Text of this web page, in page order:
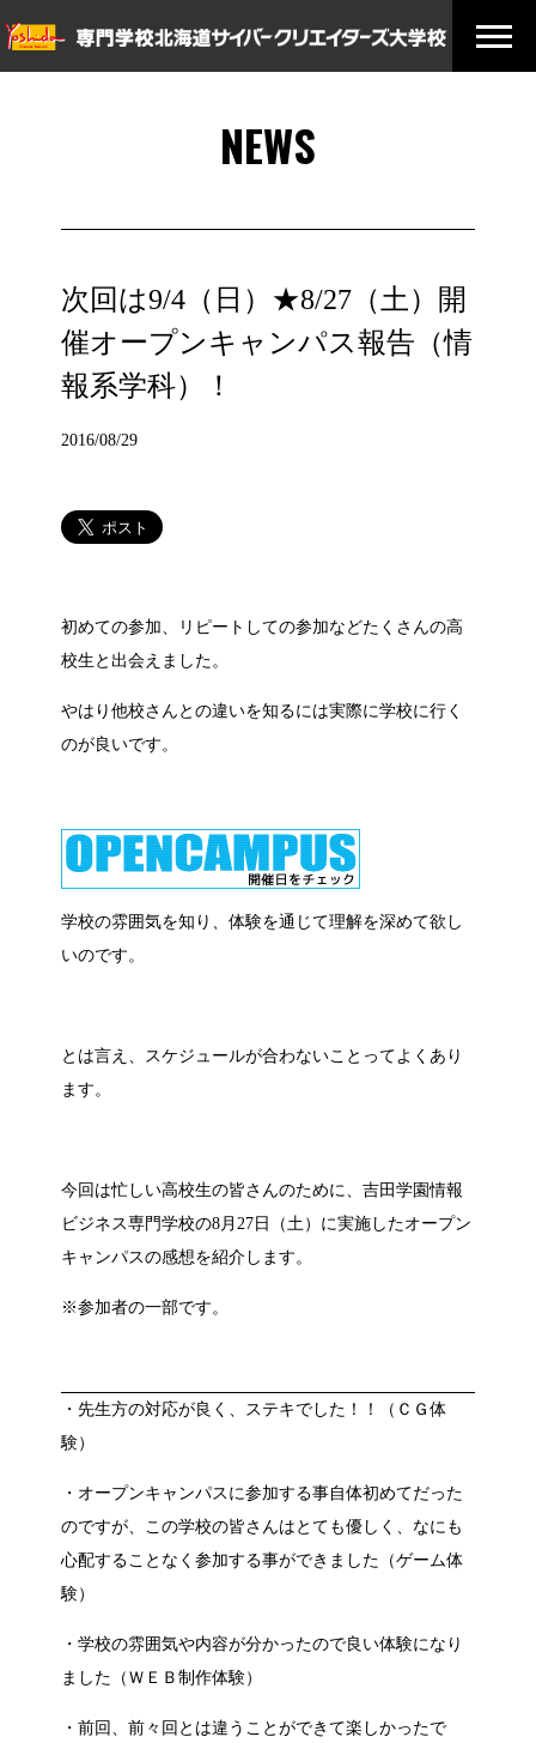
NEWS
次回は9/4（日）★8/27（土）開
催オープンキャンパス報告（情
報系学科）！
2016/08/29
初めての参加、リピートしての参加などたくさんの高
校生と出会えました。
やはり他校さんとの違いを知るには実際に学校に行く
のが良いです。
学校の雰囲気を知り、体験を通じて理解を深めて欲し
いのです。
とは言え、スケジュールが合わないことってよくあり
ます。
今回は忙しい高校生の皆さんのために、吉田学園情報
ビジネス専門学校の8月27日（土）に実施したオープン
キャンパスの感想を紹介します。
※参加者の一部です。
・先生方の対応が良く、ステキでした！！（ＣＧ体
験）
・オープンキャンパスに参加する事自体初めてだった
のですが、この学校の皆さんはとても優しく、なにも
心配することなく参加する事ができました（ゲーム体
験）
・学校の雰囲気や内容が分かったので良い体験になり
ました（ＷＥＢ制作体験）
・前回、前々回とは違うことができて楽しかったで